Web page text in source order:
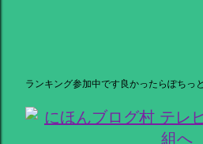
ランキング参加中です良かったらぽちっ